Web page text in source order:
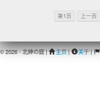
第1页 上一页
© 2026 - 北紳の庭 | 主页| 关于|